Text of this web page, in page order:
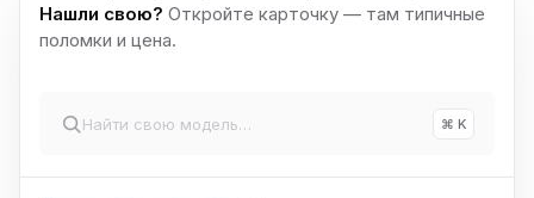
Нашли свою? Откройте карточку — там типичные
поломки и цена.
⌘ K